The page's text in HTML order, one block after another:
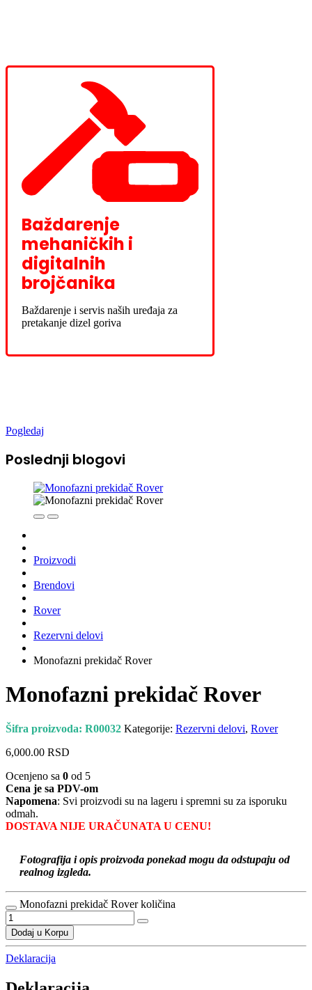
Baždarenje
mehaničkih i
digitalnih
brojčanika
Baždarenje i servis naših uređaja za
pretakanje dizel goriva
Pogledaj
Poslednji blogovi
Proizvodi
Brendovi
Rover
Rezervni delovi
Monofazni prekidač Rover
Monofazni prekidač Rover
Šifra proizvoda: R00032 Kategorije: Rezervni delovi, Rover
6,000.00 RSD
Ocenjeno sa 0 od 5
Cena je sa PDV-om
Napomena: Svi proizvodi su na lageru i spremni su za isporuku
odmah.
DOSTAVA NIJE URAČUNATA U CENU!
Fotografija i opis proizvoda ponekad mogu da odstupaju od
realnog izgleda.
Monofazni prekidač Rover količina
Dodaj u Korpu
Deklaracija